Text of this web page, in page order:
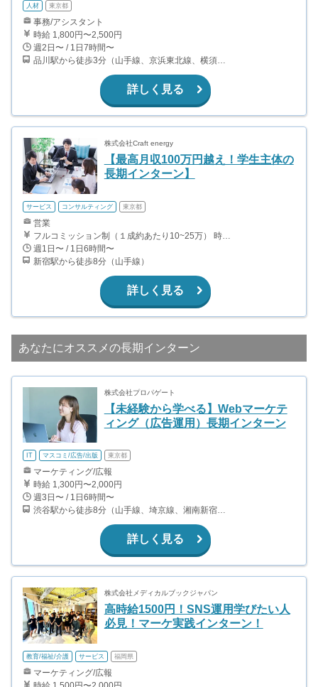
人材 東京都
事務/アシスタント
時給 1,800円〜2,500円
週2日〜 / 1日7時間〜
品川駅から徒歩3分（山手線、京浜東北線、横須賀線、上野東京ライン、ほか） 上大岡駅～都内の送迎なので、横浜付近在住が望ましいです。
詳しく見る
株式会社Craft energy
【最高月収100万円越え！学生主体の
長期インターン】
サービス コンサルティング 東京都
営業
フルコミッション制（１成約あたり10~25万） 時給換算で（2000円〜2500円）程度が目安となります。 月100万を稼ぐ学生多数在籍しています。 ■収入例 〇入社1か月目（早稲田大学2年生） 役職：アポインター 月間1契約×10万円＝10万円 ＋交通費 〇入社3か月目（明治大学2年生） 役職：アポインター 月間2契約×13万円＝26万円 ＋交通費 〇入社6か月目（慶應義塾大学3年生） 役職：アポインター 月間5契約×15万円＝75万円 ＋交通費 〇入社15か月目（東京大学3年生） 役職：クローザー 月間3契約×25万=75万円 ＋交通費 交通費支給あり
週1日〜 / 1日6時間〜
新宿駅から徒歩8分（山手線）
詳しく見る
あなたにオススメの長期インターン
株式会社プロパゲート
【未経験から学べる】Webマーケテ
ィング（広告運用）長期インターン
IT マスコミ/広告/出版 東京都
マーケティング/広報
時給 1,300円〜2,000円
週3日〜 / 1日6時間〜
渋谷駅から徒歩8分（山手線、埼京線、湘南新宿ライン、銀座線、他） 表参道駅から徒歩9分（銀座線、半蔵門線、千代田線）
詳しく見る
株式会社メディカルブックジャパン
高時給1500円！SNS運用学びたい人
必見！マーケ実践インターン！
教育/福祉/介護 サービス 福岡県
マーケティング/広報